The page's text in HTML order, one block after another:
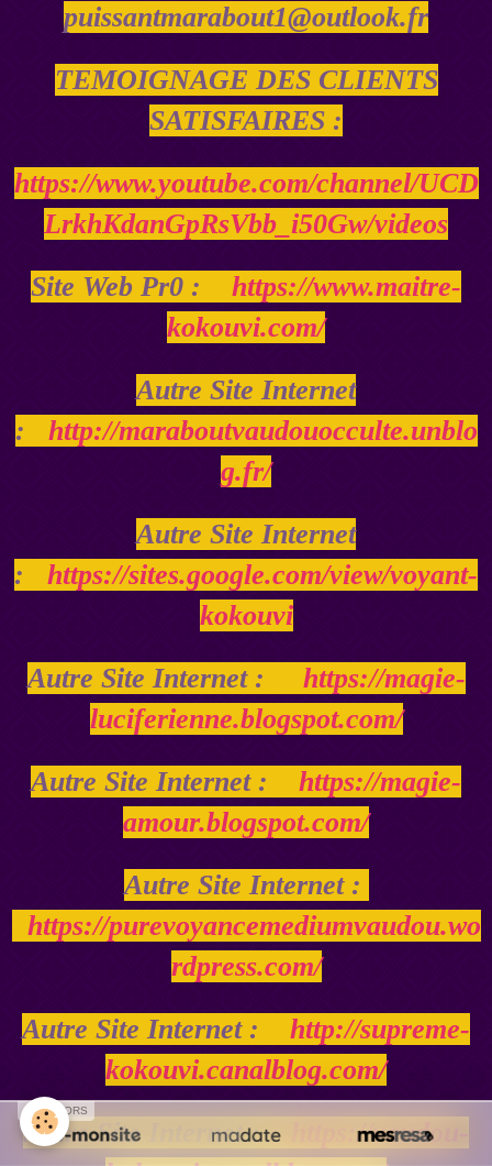
puissantmarabout1@outlook.fr
TEMOIGNAGE DES CLIENTS
SATISFAIRES :
https://www.youtube.com/channel/UCD
LrkhKdanGpRsVbb_i50Gw/videos
Site Web Pr0 : https://www.maitre-
kokouvi.com/
Autre Site Internet
: http://maraboutvaudouocculte.unblo
g.fr/
Autre Site Internet
: https://sites.google.com/view/voyant-
kokouvi
Autre Site Internet : https://magie-
luciferienne.blogspot.com/
Autre Site Internet : https://magie-
amour.blogspot.com/
Autre Site Internet :
https://purevoyancemediumvaudou.wo
rdpress.com/
Autre Site Internet : http://supreme-
kokouvi.canalblog.com/
Autre Site Internet :
https://vaudou-
SPONSORS